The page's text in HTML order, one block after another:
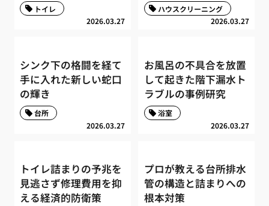
2026.03.27
トイレ
2026.03.27
ハウスクリーニング
シンク下の格闘を経て
手に入れた新しい蛇口
の輝き
2026.03.27
台所
お風呂の不具合を放置
して起きた階下漏水ト
ラブルの事例研究
2026.03.27
浴室
トイレ詰まりの予兆を
見逃さず修理費用を抑
える経済的防衛策
プロが教える台所排水
管の構造と詰まりへの
根本対策